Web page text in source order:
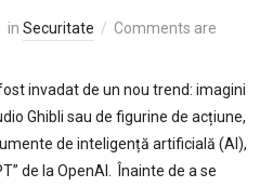
in Securitate
Comments are
invadat de un nou trend: imagini
Ghibli sau de figurine de acțiune,
de inteligență artificială (AI),
de la OpenAI. Înainte de a se